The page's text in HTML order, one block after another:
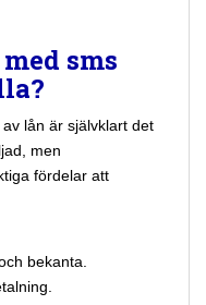
sms
lån är självklart det
men
fördelar att
bekanta.